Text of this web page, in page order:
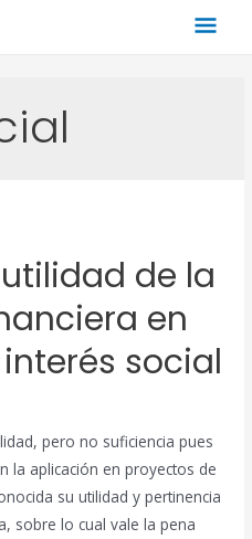
de la
en
social
pero no suficiencia pues
la aplicación en proyectos de
su utilidad y pertinencia
sobre lo cual vale la pena